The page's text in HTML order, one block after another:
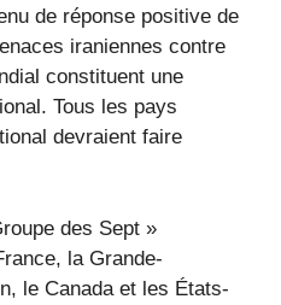
de réponse positive de
iraniennes contre
constituent une
Tous les pays
devraient faire
des Sept »
la Grande-
le Canada et les États-